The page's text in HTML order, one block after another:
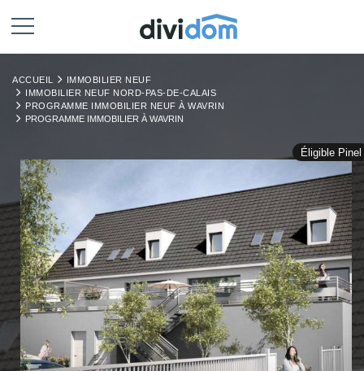
ACCUEIL
IMMOBILIER NEUF
IMMOBILIER NEUF NORD-PAS-DE-CALAIS
PROGRAMME IMMOBILIER NEUF À WAVRIN
PROGRAMME IMMOBILIER À WAVRIN
Éligible Pinel